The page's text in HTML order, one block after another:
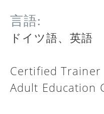
言語:
ドイツ語、英語
Certified
Adult Education